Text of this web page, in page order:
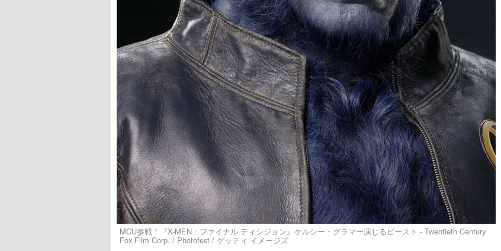
MCU参戦！『X-MEN：ファイナル ディシジョン』ケルシー・グラマー演じるビースト - Twentieth Century
Fox Film Corp. / Photofest / ゲッティ イメージズ